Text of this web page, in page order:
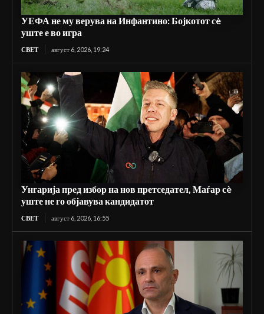
УЕФА не му верува на Инфантино: Бојкотот сè
уште е во игра
СВЕТ август 6, 2026, 19:24
Унгарија пред избор на нов претседател, Маѓар сè
уште не го објавува кандидатот
СВЕТ август 6, 2026, 16:55